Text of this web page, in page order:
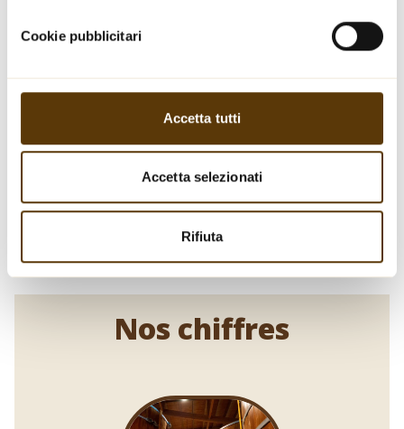
Cookie pubblicitari
Accetta tutti
Accetta selezionati
Rifiuta
Nos chiffres